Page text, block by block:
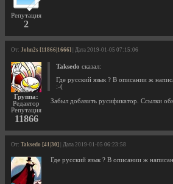
Репутация
2
От: John2s [11866|1666] | Дата 2019-01-05 07:15:06
Группа:
Редактор
Репутация
11866
Taksedo сказал:
Где русский язык ? В описании ж
:-(
Забыл добавить русификатор. Ссылки
От: Taksedo [41|30] | Дата 2019-01-05 06:23:58
Где русский язык ? В описании ж